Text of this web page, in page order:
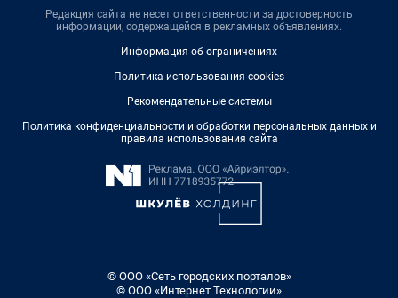
Редакция сайта не несет ответственности за достоверность
информации, содержащейся в рекламных объявлениях.
Информация об ограничениях
Политика использования cookies
Рекомендательные системы
Политика конфиденциальности и обработки персональных данных и
правила использования сайта
© ООО «Сеть городских порталов»
© ООО «Интернет Технологии»